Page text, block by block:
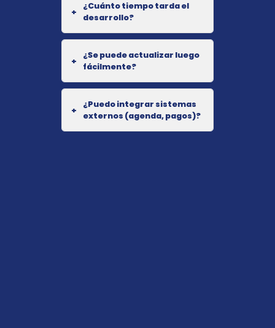
+
¿Cuánto tiempo tarda el
desarrollo?
+
¿Se puede actualizar luego
fácilmente?
+
¿Puedo integrar sistemas
externos (agenda, pagos)?